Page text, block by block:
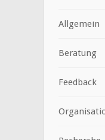
Allgemein
Beratung
Feedback